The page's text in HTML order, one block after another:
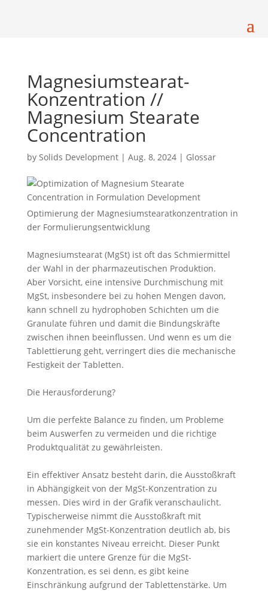
Magnesiumstearat-
Konzentration //
Magnesium Stearate
Concentration
by Solids Development| Aug. 8, 2024| Glossar
Optimierung der Magnesiumstearatkonzentration in
der Formulierungsentwicklung
Magnesiumstearat (MgSt) ist oft das Schmiermittel
der Wahl in der pharmazeutischen Produktion.
Aber Vorsicht, eine intensive Durchmischung mit
MgSt, insbesondere bei zu hohen Mengen davon,
kann schnell zu hydrophoben Schichten um die
Granulate führen und damit die Bindungskräfte
zwischen ihnen beeinflussen. Und wenn es um die
Tablettierung geht, verringert dies die mechanische
Festigkeit der Tabletten.
Die Herausforderung?
Um die perfekte Balance zu finden, um Probleme
beim Auswerfen zu vermeiden und die richtige
Produktqualität zu gewährleisten.
Ein effektiver Ansatz besteht darin, die Ausstoßkraft
in Abhängigkeit von der MgSt-Konzentration zu
messen. Dies wird in der Grafik veranschaulicht.
Typischerweise nimmt die Ausstoßkraft mit
zunehmender MgSt-Konzentration deutlich ab, bis
sie ein konstantes Niveau erreicht. Dieser Punkt
markiert die untere Grenze für die MgSt-
Konzentration, es sei denn, es gibt keine
Einschränkung aufgrund der Tablettenstärke. Um